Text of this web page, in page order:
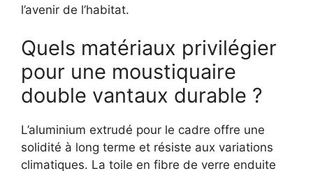
l’avenir de l’habitat.
Quels matériaux privilégier
pour une moustiquaire
double vantaux durable ?
L’aluminium extrudé pour le cadre offre une
solidité à long terme et résiste aux variations
climatiques. La toile en fibre de verre enduite